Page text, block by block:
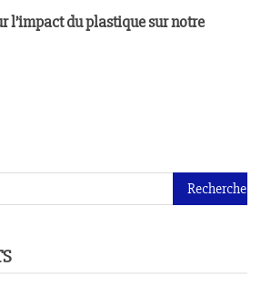
l’impact du plastique sur notre